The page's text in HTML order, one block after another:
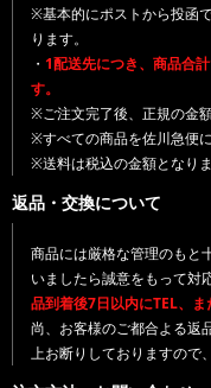
※基本的にポストから投函
ります。
・ 1配送先につき、商品合
す。
※ご注文完了後、正規の金
※すべての商品を佐川急便
※送料は税込の金額となりま
返品・交換について
商品には厳格な管理のもと
いましたら誠意をもって対
品到着後7日以内にTEL、
尚、お客様のご都合よる返
上お断りしておりますので